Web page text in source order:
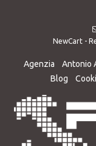
NewCart -
Agenzia Antonio
Blog